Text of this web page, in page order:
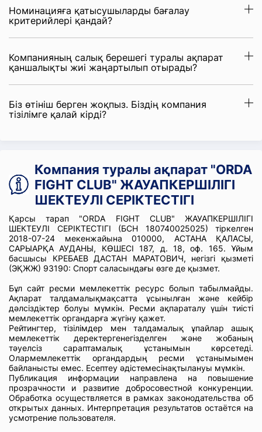
Номинацияға қатысушыларды бағалау
критерийлері қандай?
Компанияның салық берешегі туралы ақпарат
қаншалықты жиі жаңартылып отырады?
Біз өтініш берген жоқпыз. Біздің компания
тізілімге қалай кірді?
Компания туралы ақпарат "ORDA
FIGHT CLUB" ЖАУАПКЕРШІЛІГІ
ШЕКТЕУЛІ СЕРІКТЕСТІГІ
Қарсы тарап "ORDA FIGHT CLUB" ЖАУАПКЕРШІЛІГІ
ШЕКТЕУЛІ СЕРІКТЕСТІГІ (БСН 180740025025) тіркелген
2018-07-24 мекенжайына 010000, АСТАНА ҚАЛАСЫ,
САРЫАРҚА АУДАНЫ, КӨШЕСІ 187, д. 18, оф. 165. Ұйым
басшысы КРЕБАЕВ ДАСТАН МАРАТОВИЧ, негізгі қызметі
(ЭҚЖЖ) 93190: Спорт саласындағы өзге де қызмет.
Бұл сайт ресми мемлекеттік ресурс болып табылмайды.
Ақпарат талдамалықмақсатта ұсынылған және кейбір
дәлсіздіктер болуы мүмкін. Ресми ақпараталу үшін тиісті
мемлекеттік органдарға жүгіну қажет.
Рейтингтер, тізілімдер мен талдамалық ұпайлар ашық
мемлекеттік деректергенегізделген және жобаның
тәуелсіз сараптамалық ұстанымын көрсетеді.
Олармемлекеттік органдардың ресми ұстанымымен
байланысты емес. Есептеу әдістемесінақтылануы мүмкін.
Публикация информации направлена на повышение
прозрачности и развитие добросовестной конкуренции.
Обработка осуществляется в рамках законодательства об
открытых данных. Интерпретация результатов остаётся на
усмотрение пользователя.